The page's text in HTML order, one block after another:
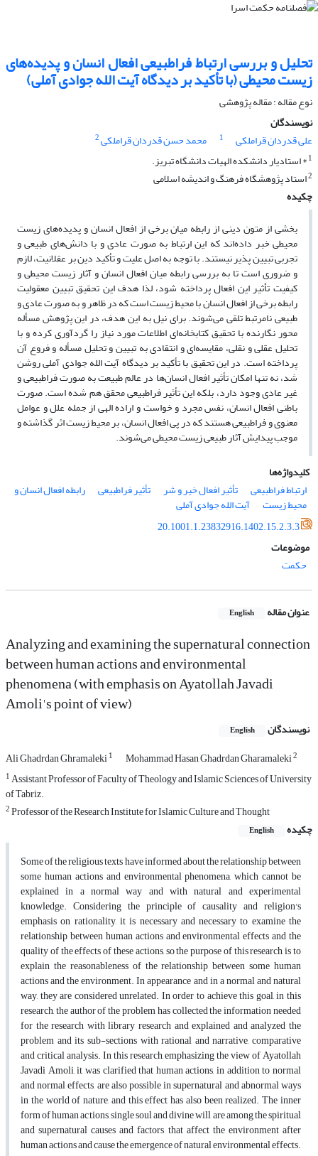
تحلیل و بررسی ارتباط فراطبیعی افعال انسان و پدیده‌های
زیست محیطی (با تأکید بر دیدگاه آیت ‌الله جوادی ‌آملی)
نوع مقاله : مقاله پژوهشی
نویسندگان
علی قدردان قراملکی
1 محمد حسن قدردان قراملکی2
1* استادیار دانشکده الهیات دانشگاه تبریز.
2استاد پژوهشگاه فرهنگ و اندیشه اسلامی
چکیده
بخشی از متون دینی از رابطه‌ میان برخی از افعال انسان و پدیده‌های زیست
محیطی خبر داده‌اند که این ارتباط به صورت عادی و با دانش‌های طبیعی و
تجربی تبیین پذیر نیستند. با توجه به اصل علیت و تأکید دین بر عقلانیت، لازم
و ضروری است تا به بررسی رابطه میان افعال انسان و آثار زیست محیطی و
کیفیت تأثیر این افعال پرداخته شود، لذا هدف این تحقیق تبیین معقولیت
رابطه برخی از افعال انسان با محیط زیست است که در ظاهر و به صورت عادی و
طبیعی نامرتبط تلقی می‌شوند. برای نیل به این هدف، در این پژوهش مسأله
محور نگارنده با تحقیق کتابخانه‌ای اطلاعات مورد نیاز را گردآوری کرده و با
تحلیل عقلی و نقلی، مقایسه‌ای و انتقادی به تبیین و تحلیل مسأله و فروع آن
پرداخته است. در این تحقیق با تأکید بر دیدگاه آیت ‌الله جوادی ‌آملی روشن
شد، نه تنها امکان تأثیر افعال انسان‌ها در عالم طبیعت به صورت فراطبیعی و
غیر عادی وجود دارد، بلکه این تأثیر فراطبیعی محقق هم شده است. صورت
باطنی افعال انسان، نفس مجرد و خواست و اراده الهی از جمله علل و عوامل
معنوی و فراطبیعی هستند که در پی افعال انسان، بر محیط زیست اثر گذاشته و
موجب پیدایش آثار طبیعی زیست محیطی می‌شوند.
کلیدواژه‌ها
ارتباط فراطبیعی
تأثیر افعال خیر و شر تأثیر فراطبیعی رابطه افعال انسان و
محیط زیست
آیت ‌الله جوادی ‌آملی
20.1001.1.23832916.1402.15.2.3.3
موضوعات
حکمت
عنوان مقاله English
Analyzing and examining the supernatural connection
between human actions and environmental
phenomena (with emphasis on Ayatollah Javadi
Amoli's point of view)
نویسندگان English
Ali Ghadrdan Ghramaleki1 Mohammad Hasan Ghadrdan Gharamaleki2
1Assistant Professor of Faculty of Theology and Islamic Sciences of University
of Tabriz.
2Professor of the Research Institute for Islamic Culture and Thought
چکیده
English
Some of the religious texts have informed about the relationship between
some human actions and environmental phenomena, which cannot be
explained in a normal way and with natural and experimental
knowledge. Considering the principle of causality and religion's
emphasis on rationality, it is necessary and necessary to examine the
relationship between human actions and environmental effects and the
quality of the effects of these actions, so the purpose of this research is to
explain the reasonableness of the relationship between some human
actions and the environment. In appearance and in a normal and natural
way, they are considered unrelated. In order to achieve this goal, in this
research, the author of the problem has collected the information needed
for the research with library research and explained and analyzed the
problem and its sub-sections with rational and narrative, comparative
and critical analysis. In this research, emphasizing the view of Ayatollah
Javadi Amoli, it was clarified that human actions, in addition to normal
and normal effects, are also possible in supernatural and abnormal ways
in the world of nature, and this effect has also been realized. The inner
form of human actions, single soul and divine will are among the spiritual
and supernatural causes and factors that affect the environment after
human actions and cause the emergence of natural environmental effects.